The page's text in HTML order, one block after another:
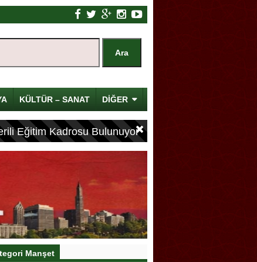
KÜLTÜR – SANAT DİĞER
Eğitim Kadrosu Bulunuyor
Manşet